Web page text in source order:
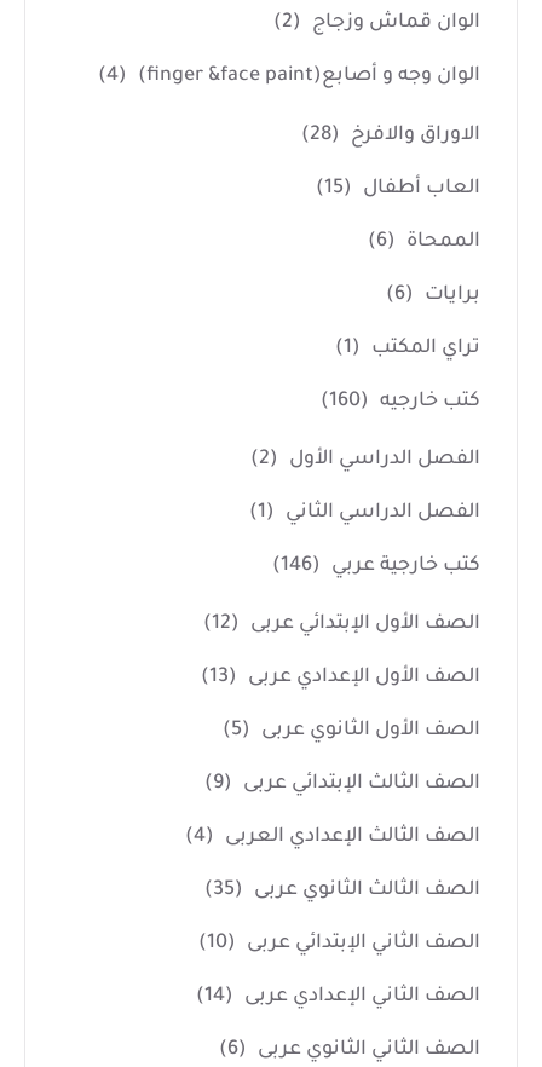
الوان قماش وزجاج (2)
الوان وجه و أصابع(finger &face paint) (4)
الاوراق والافرخ (28)
العاب أطفال (15)
الممحاة (6)
برايات (6)
تراي المكتب (1)
كتب خارجيه (160)
الفصل الدراسي الأول (2)
الفصل الدراسي الثاني (1)
كتب خارجية عربي (146)
الصف الأول الإبتدائي عربى (12)
الصف الأول الإعدادي عربى (13)
الصف الأول الثانوي عربى (5)
الصف الثالث الإبتدائي عربى (9)
الصف الثالث الإعدادي العربى (4)
الصف الثالث الثانوي عربى (35)
الصف الثاني الإبتدائي عربى (10)
الصف الثاني الإعدادي عربى (14)
الصف الثاني الثانوي عربى (6)